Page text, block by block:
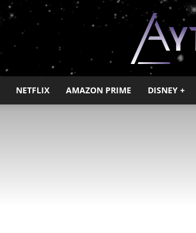
NETFLIX AMAZON PRIME DISNEY +